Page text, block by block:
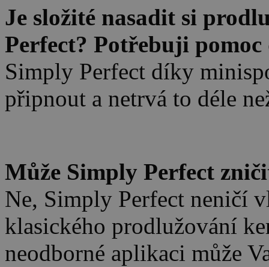
Je složité nasadit si
Perfect? Potřebuji pomoc
Simply Perfect díky
připnout a netrvá to déle
Může Simply Perfect
Ne, Simply Perfect neničí
klasického prodlužování
neodborné aplikaci může